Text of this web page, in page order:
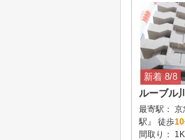
新着 8/8
ルーブル
最寄駅：
駅』 徒歩10
間取り： 1K